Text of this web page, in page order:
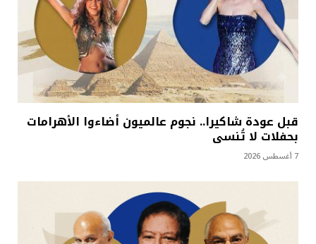
قبل عودة شاكيرا.. نجوم عالميون أضاءوا الأهرامات
بحفلات لا تُنسى
7 أغسطس 2026